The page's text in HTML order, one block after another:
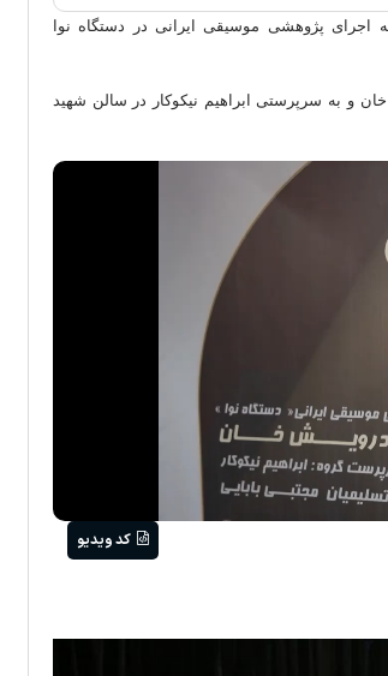
پژوهشی موسیقی ایرانی در دستگاه نوا
و به سرپرستی ابراهیم نیکوکار در سالن شهید
کد ویدیو
حوزه هنری مازندران در آیین
شهید دکتر طهرانچی و شهدای اقتدار